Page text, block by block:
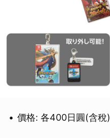
價格: 各400日圓(含稅)